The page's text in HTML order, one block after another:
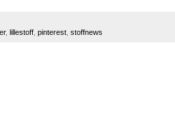
, lillestoff pinterest stoffnews